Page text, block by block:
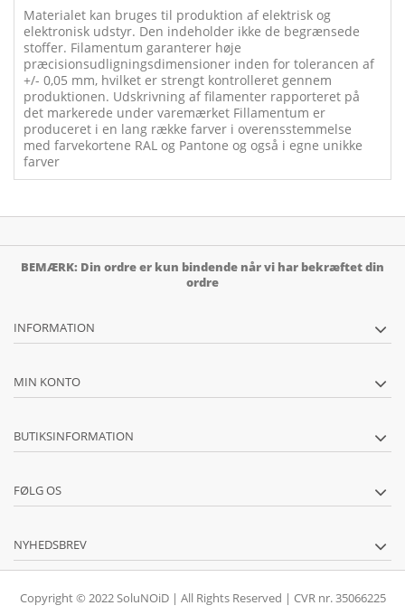
Materialet kan bruges til produktion af elektrisk og
elektronisk udstyr. Den indeholder ikke de begrænsede
stoffer. Filamentum garanterer høje
præcisionsudligningsdimensioner inden for tolerancen af
+/- 0,05 mm, hvilket er strengt kontrolleret gennem
produktionen. Udskrivning af filamenter rapporteret på
det markerede under varemærket Fillamentum er
produceret i en lang række farver i overensstemmelse
med farvekortene RAL og Pantone og også i egne unikke
farver
BEMÆRK: Din ordre er kun bindende når vi har bekræftet din
ordre
INFORMATION
MIN KONTO
BUTIKSINFORMATION
FØLG OS
NYHEDSBREV
Copyright © 2022 SoluNOiD | All Rights Reserved | CVR nr. 35066225